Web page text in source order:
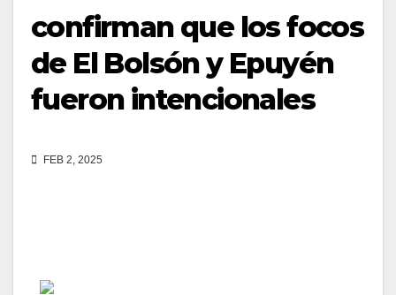
confirman que los focos
de El Bolsón y Epuyén
fueron intencionales
FEB 2, 2025